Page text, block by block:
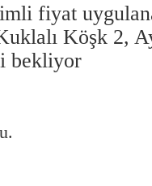
fiyat
Köşk 2,
bekliyor